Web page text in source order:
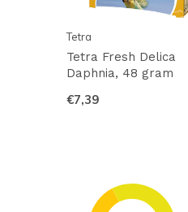
Tetra
Tetra Fresh Delica
Daphnia, 48 gram
€7,39